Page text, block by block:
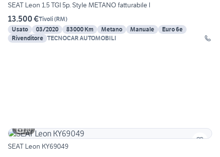
SEAT Leon 1.5 TGI 5p. Style METANO fatturabile l
13.500 €Tivoli(RM)
Usato
03/2020 83000 Km Metano Manuale
Euro 6e
Rivenditore TECNOCAR AUTOMOBILI
10
SEAT Leon KY69049